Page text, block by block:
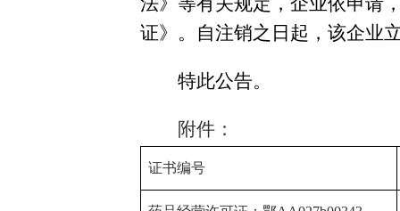
证》。自注销之日起，该企业
特此公告。
附件：
证书编号